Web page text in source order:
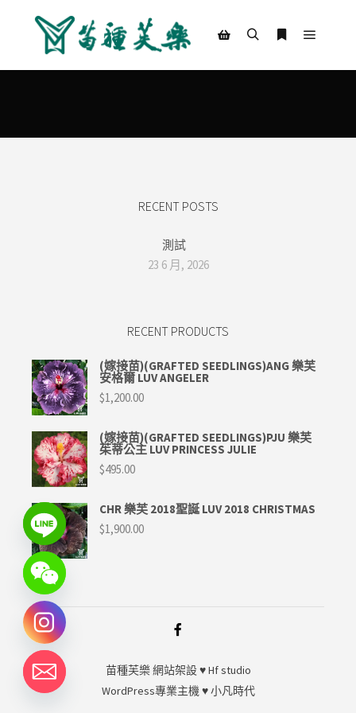
RECENT POSTS
測試
23 6 月, 2026
RECENT PRODUCTS
(嫁接苗)(GRAFTED SEEDLINGS)ANG 樂芙
安格爾 LUV ANGELER
$1,200.00
(嫁接苗)(GRAFTED SEEDLINGS)PJU 樂芙
茱蒂公主 LUV PRINCESS JULIE
$495.00
CHR 樂芙 2018聖誕 LUV 2018 CHRISTMAS
$1,900.00
苗種芙樂網站架設 ♥Hf studio
WordPress專業主機 ♥小凡時代